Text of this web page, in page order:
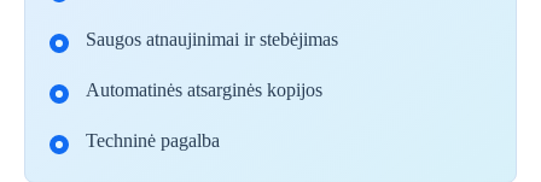
Saugos atnaujinimai ir stebėjimas
Automatinės atsarginės kopijos
Techninė pagalba